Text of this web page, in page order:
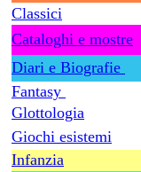
Classici
Cataloghi e mostre
Diari e Biografie
Fantasy
Glottologia
Giochi esistemi
Infanzia